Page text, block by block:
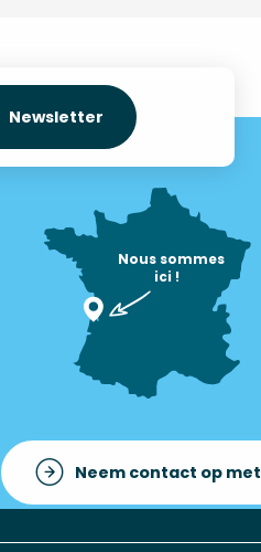
Newsletter
Nous sommes
ici !
Neem contact op met